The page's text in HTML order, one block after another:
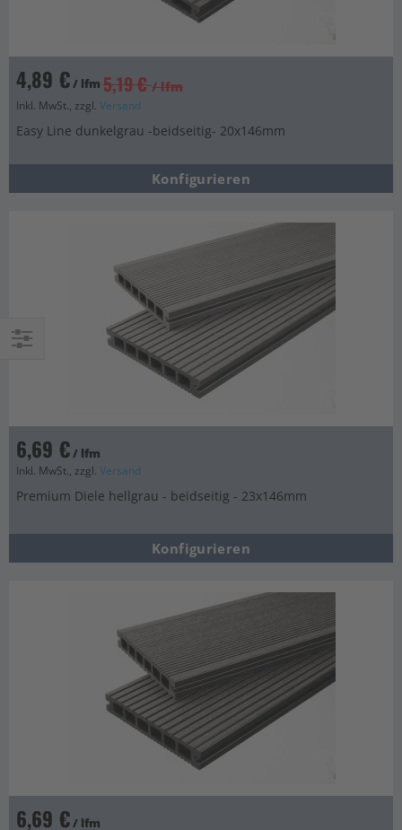
4,89 €/ lfm 5,19 € / lfm
Inkl. MwSt., zzgl. Versand
Easy Line dunkelgrau -beidseitig- 20x146mm
Konfigurieren
6,69 €/ lfm
Inkl. MwSt., zzgl. Versand
Premium Diele hellgrau - beidseitig - 23x146mm
Konfigurieren
6,69 €/ lfm